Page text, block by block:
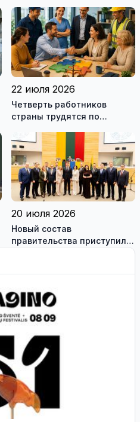
22 июля 2026
Четверть работников
страны трудятся по
это выгодно и
сотрудникам, и
работодателям
20 июля 2026
Новый состав
правительства приступил к